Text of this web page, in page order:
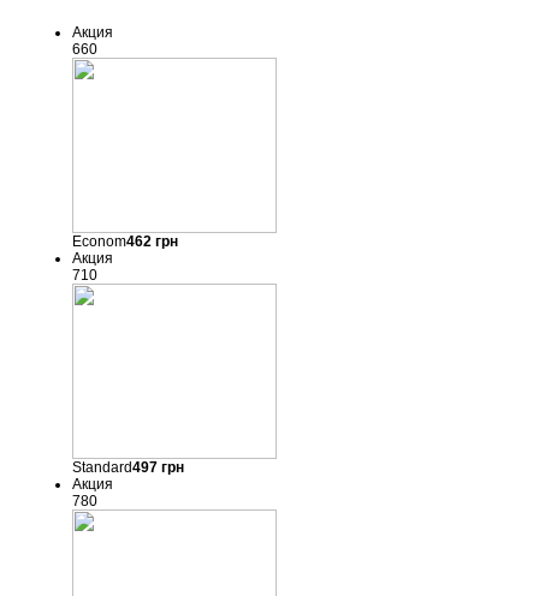
Акция
660
Econom462грн
Акция
710
Standard497грн
Акция
780